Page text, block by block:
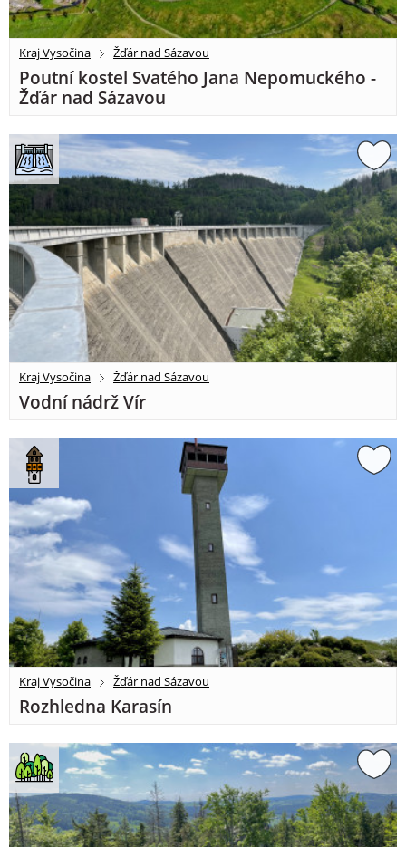
Kraj Vysočina Žďár nad Sázavou
Poutní kostel Svatého Jana Nepomuckého -
Žďár nad Sázavou
Kraj Vysočina Žďár nad Sázavou
Vodní nádrž Vír
Kraj Vysočina Žďár nad Sázavou
Rozhledna Karasín